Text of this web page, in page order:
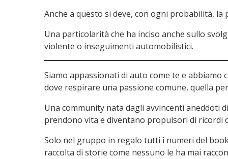
Anche a questo si deve, con ogni probabilità,
Una particolarità che ha inciso anche sullo
violente o inseguimenti automobilistici.
Siamo appassionati di auto come te e
dove respirare una passione comune, quella
Una community nata dagli avvincenti aneddoti di
prendono vita e diventano propulsori di ricordi
Solo nel gruppo in regalo tutti i numeri del
raccolta di storie come nessuno le ha mai